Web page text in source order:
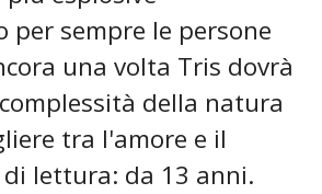
per sempre le persone
una volta Tris dovrà
della natura
tra l'amore e il
di lettura: da 13 anni.